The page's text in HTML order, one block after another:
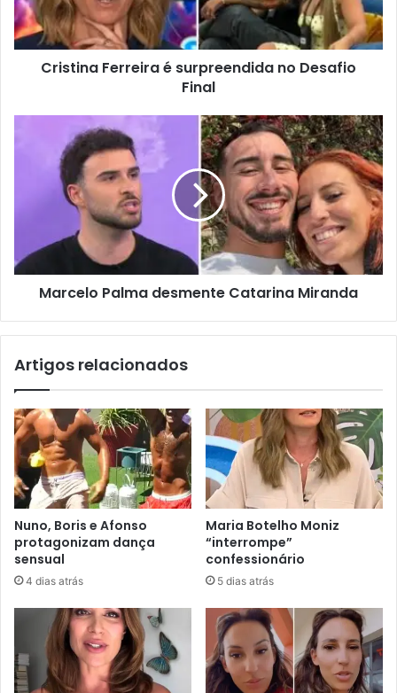
Cristina Ferreira é surpreendida no Desafio
Final
Marcelo Palma desmente Catarina Miranda
Artigos relacionados
Nuno, Boris e Afonso
protagonizam dança
sensual
4 dias atrás
Maria Botelho Moniz
“interrompe”
confessionário
5 dias atrás